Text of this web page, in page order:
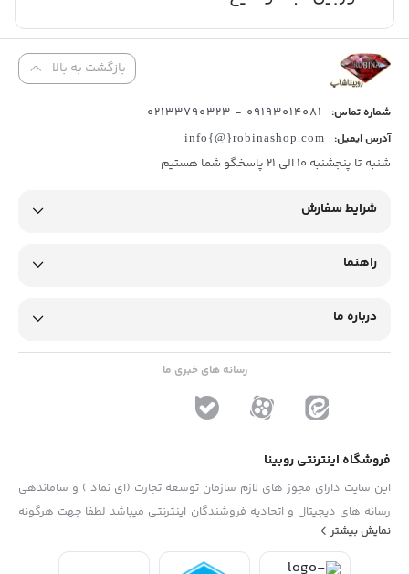
بازگشت به بالا
شماره تماس: 09193014081 - 02133790323
آدرس ایمیل: info{@}robinashop.com
شنبه تا پنجشنبه 10 الی 21 پاسخگو شما هستیم
شرایط سفارش
راهنما
درباره ما
رسانه های خبری ما
فروشگاه اینترنتی روبینا
این سایت دارای مجوز های لازم سازمان توسعه تجارت (ای نماد ) و ساماندهی
رسانه های دیجیتال و اتحادیه فروشندگان اینترنتی میباشد لطفا جهت هرگونه
پیشنهاد ، انتفاد و یا شکایات از فرم "تماس با ما" استفاده نمایید . تلفن های
نمایش بیشتر